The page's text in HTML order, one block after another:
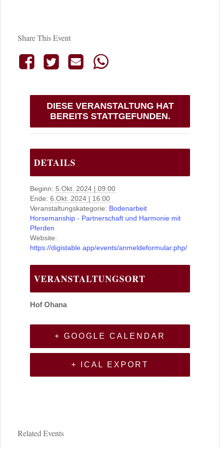
Share This Event
DIESE VERANSTALTUNG HAT
BEREITS STATTGEFUNDEN.
DETAILS
Beginn: 5.Okt. 2024 | 09:00
Ende: 6.Okt. 2024 | 16:00
Veranstaltungskategorie: Bodenarbeit
Horsemanship - Partnerschaft und Harmonie mit
Pferden
Website:
https://digistable.app/events/anmeldeformular.php/
VERANSTALTUNGSORT
Hof Ohana
+ GOOGLE CALENDAR
+ ICAL EXPORT
Related Events